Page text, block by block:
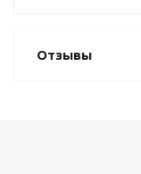
Отзывы